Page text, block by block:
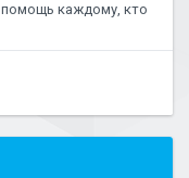
помощь каждому, кто